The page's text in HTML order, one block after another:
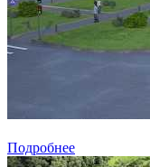
Подробнее